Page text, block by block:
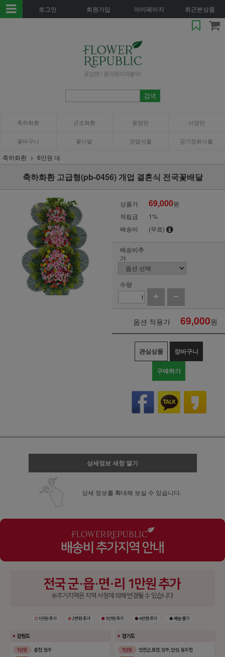
로그인 회원가입 마이페이지 최근본상품
축하화환 근조화환 동양란 서양란
꽃바구니 꽃다발 관엽식물 공기정화식물
축하화환 6만원 대
축하화환 고급형(pb-0456) 개업 결혼식 전국꽃배달
상품가 69,000원
적립금
1%
배송비
(무료)
배송비추
가
수량
옵션 적용가 69,000원
관심상품 장바구니
구매하기
상세정보 새창 열기
상세 정보를 확대해 보실 수 있습니다.